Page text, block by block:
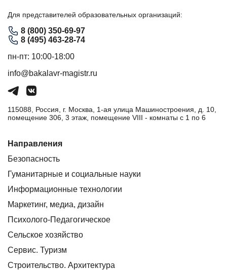
Для представителей образовательных организаций:
8 (800) 350-69-97
8 (495) 463-28-74
пн-пт: 10:00-18:00
info@bakalavr-magistr.ru
115088, Россия, г. Москва, 1-ая улица Машиностроения, д. 10,
помещение 306, 3 этаж, помещение VIII - комнаты с 1 по 6
Направления
Безопасность
Гуманитарные и социальные науки
Информационные технологии
Маркетинг, медиа, дизайн
Психолого-Педагогическое
Сельское хозяйство
Сервис. Туризм
Строительство. Архитектура